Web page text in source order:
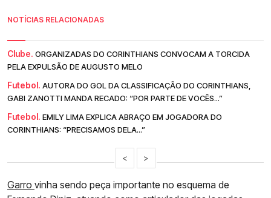
NOTÍCIAS RELACIONADAS
Clube. ORGANIZADAS DO CORINTHIANS CONVOCAM A TORCIDA
PELA EXPULSÃO DE AUGUSTO MELO
Futebol. AUTORA DO GOL DA CLASSIFICAÇÃO DO CORINTHIANS,
GABI ZANOTTI MANDA RECADO: “POR PARTE DE VOCÊS...”
Futebol. EMILY LIMA EXPLICA ABRAÇO EM JOGADORA DO
CORINTHIANS: “PRECISAMOS DELA...”
< >
Garro vinha sendo peça importante no esquema de